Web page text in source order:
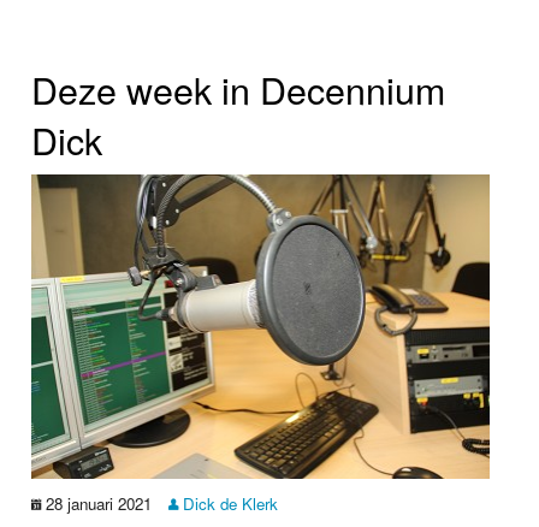
Deze week in Decennium
Dick
28 januari 2021 Dick de Klerk